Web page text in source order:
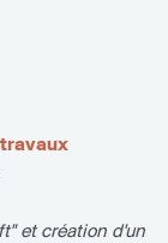
et création d'un